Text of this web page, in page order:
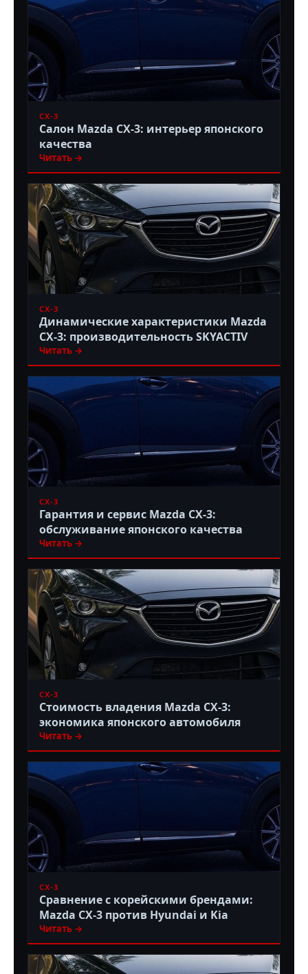
CX-3
Салон Mazda CX-3: интерьер японского
качества
Читать →
CX-3
Динамические характеристики Mazda
CX-3: производительность SKYACTIV
Читать →
CX-3
Гарантия и сервис Mazda CX-3:
обслуживание японского качества
Читать →
CX-3
Стоимость владения Mazda CX-3:
экономика японского автомобиля
Читать →
CX-3
Сравнение с корейскими брендами:
Mazda CX-3 против Hyundai и Kia
Читать →